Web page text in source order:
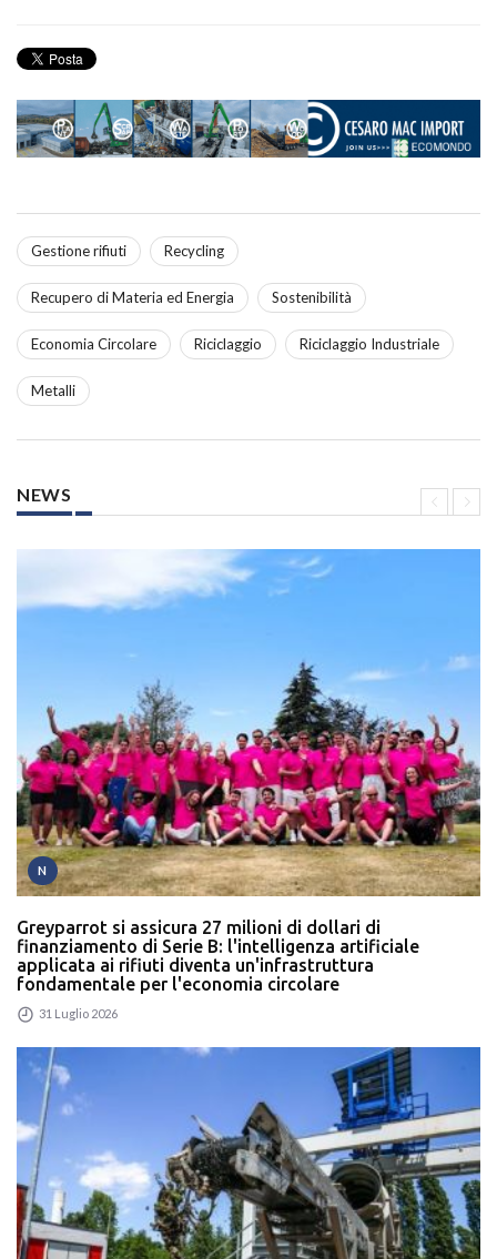
Gestione rifiuti Recycling
Recupero di Materia ed Energia Sostenibilità
Economia Circolare Riciclaggio Riciclaggio Industriale
Metalli
NEWS
N
Greyparrot si assicura 27 milioni di dollari di
finanziamento di Serie B: l'intelligenza artificiale
applicata ai rifiuti diventa un'infrastruttura
fondamentale per l'economia circolare
31 Luglio 2026